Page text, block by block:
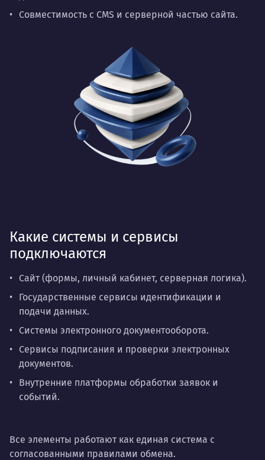
Совместимость с CMS и серверной частью сайта.
Какие системы и сервисы
подключаются
Сайт (формы, личный кабинет, серверная логика).
Государственные сервисы идентификации и
подачи данных.
Системы электронного документооборота.
Сервисы подписания и проверки электронных
документов.
Внутренние платформы обработки заявок и
событий.
Все элементы работают как единая система с
согласованными правилами обмена.